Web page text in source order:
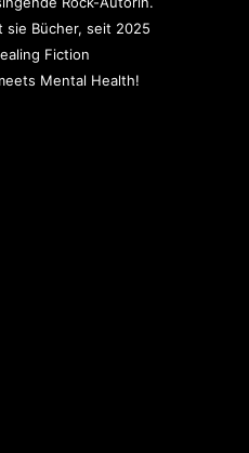
Bücher, seit 2025
Fiction
Mental Health!